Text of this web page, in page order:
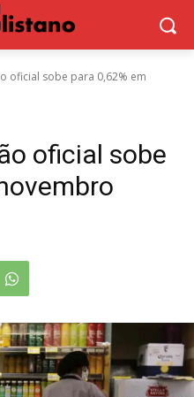
oficial sobe para 0,62% em
oficial sobe